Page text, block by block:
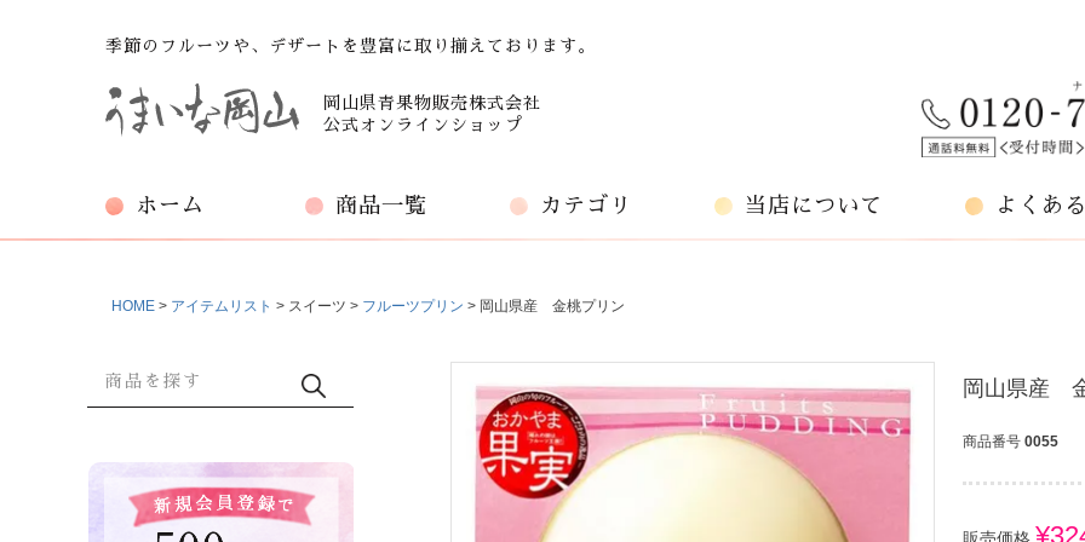
季節のフルーツや、デザートを豊富に取り揃えております。
岡山県青果物販売株式会社
公式オンラインショップ
ホーム 商品一覧 カテゴリ 当店について よくあ
HOME アイテムリスト スイーツ フルーツプリン 岡山県産 金桃プリン
商品検索
岡山県産
商品番号 0055
¥